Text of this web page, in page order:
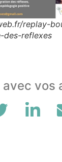
replay-
des-reflexes
vos